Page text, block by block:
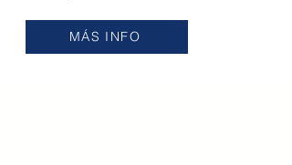
MÁS INFO